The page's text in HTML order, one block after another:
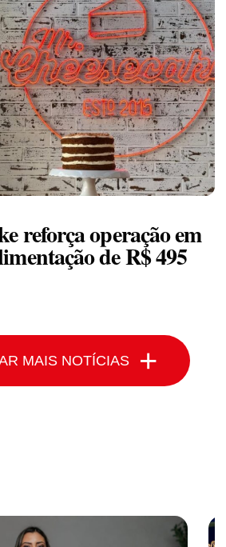
reforça operação em
de R$ 495
MAIS NOTÍCIAS +